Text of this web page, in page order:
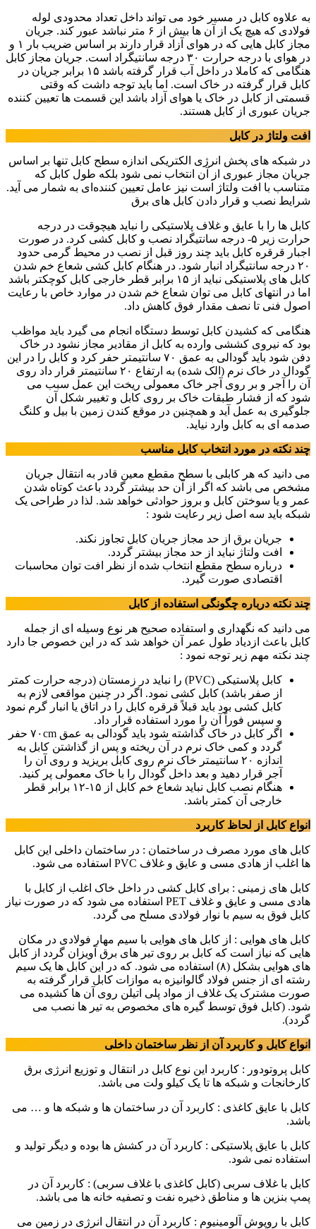
به علاوه کابل در مسیر خود می تواند داخل تعداد محدودی لوله
فولادی که هیچ یک از آن ها بیش از ۶ متر نباشد عبور کند. جریان
مجاز کابل هایی که در هوای آزاد قرار دارند بر اساس ضریب بار ۱ و
در هوای با درجه حرارت ۳۰ درجه سانتیگراد است. جریان مجاز کابل
هنگامی که کاملا در داخل آب قرار گرفته باشد ۱۵ برابر جریان در
کابل قرار گرفته در خاک است. اما باید توجه داشت که وقتی
قسمتی از کابل در خاک یا هوای آزاد باشد این قسمت ها تعیین کننده
جریان عبوری از کابل هستند.
افت ولتاژ در کابل
در شبکه های پخش انرژی الکتریکی اندازه سطح کابل تنها بر اساس
جریان مجاز عبوری از آن انتخاب نمی شود بلکه طول کابل که
متناسب با افت ولتاژ است نیز عامل تعیین کننده‌ای به شمار می آید.
شرایط نصب و قرار دادن کابل های برق
کابل ها را با عایق و غلاف پلاستیکی را نباید هیچوقت در درجه
حرارت زیر ۵- درجه سانتیگراد نصب و کابل کشی کرد. در صورت
اجبار قرقره کابل باید چند روز قبل از نصب در محیط گرمی حدود
۲۰ درجه سانتیگراد انبار شود. در هنگام کابل کشی شعاع خم شدن
کابل های پلاستیکی نباید از ۱۵ برابر قطر خارجی کابل کوچکتر باشد
اما در انتهای کابل می توان شعاع خم شدن در موارد خاص با رعایت
اصول فنی تا نصف مقدار فوق کاهش داد.
هنگامی که کشیدن کابل توسط دستگاه انجام می گیرد باید مواظب
بود که نیروی کششی وارده به کابل از مقادیر مجاز نشود در خاک
دفن شود باید گودالی به عمق ۷۰ سانتیمتر حفر کرد و کابل را در این
گودال در خاک نرم (الک شده) به ارتفاع ۲۰ سانتیمتر قرار داد روی
آن را آجر و بر روی آجر خاک معمولی ریخت این عمل سبب می
شود که از فشار طبقات خاک بر روی کابل و تغییر شکل آن
جلوگیری به عمل آید و همچنین در موقع کندن زمین با بیل و کلنگ
صدمه ای به کابل وارد نیاید.
چند نکته در مورد انتخاب کابل مناسب
می دانید که هر کابلی با سطح مقطع معین قادر به انتقال جریان
مشخص می باشد که اگر از آن حد بیشتر گردد باعث کوتاه شدن
عمر و یا سوختن کابل و بروز حوادثی خواهد شد. لذا در طراحی یک
شبکه باید سه اصل زیر رعایت شود :
جریان برق از حد مجاز جریان کابل تجاوز نکند.
افت ولتاژ نباید از حد مجاز بیشتر گردد.
درباره سطح مقطع انتخاب شده از نظر افت توان محاسبات
اقتصادی صورت گیرد.
چند نکته درباره چگونگی استفاده از کابل
می دانید که نگهداری و استفاده صحیح هر نوع وسیله ای از جمله
کابل باعث ازدیاد طول عمر آن خواهد شد که در این خصوص جا دارد
چند نکته مهم زیر توجه نمود :
کابل پلاستیکی (PVC) را نباید در زمستان (درجه حرارت کمتر
از صفر باشد) کابل کشی نمود. اگر در چنین مواقعی لازم به
کابل کشی بود باید قبلاً قرقره کابل را در اتاق یا انبار گرم نمود
و سپس فوراً آن را مورد استفاده قرار داد.
اگر کابل در خاک گذاشته شود باید گودالی به عمق ۷۰cm حفر
گردد و کمی خاک نرم در آن ریخته و پس از گذاشتن کابل به
اندازه ۲۰ سانتیمتر خاک نرم روی کابل بریزید و روی آن را
آجر قرار دهید و بعد داخل گودال را با خاک معمولی پر کنید.
هنگام نصب کابل نباید شعاع خم کابل از ۱۵-۱۲ برابر قطر
خارجی آن کمتر باشد.
انواع کابل از لحاظ کاربرد
کابل های مورد مصرف در ساختمان : در ساختمان داخلی این کابل
ها اغلب از هادی مسی و عایق و غلاف PVC استفاده می شود.
کابل های زمینی : برای کابل کشی در داخل خاک اغلب از کابل با
هادی مسی و عایق و غلاف PET استفاده می شود که در صورت نیاز
کابل فوق به سیم با نوار فولادی مسلح می گردد.
کابل های هوایی : از کابل های هوایی با سیم مهار فولادی در مکان
هایی که نیاز است که کابل بر روی تیر های برق آویزان گردد از کابل
های هوایی بشکل (۸) استفاده می شود. که در این کابل ها یک سیم
رشته ای از جنس فولاد گالوانیزه به موازات کابل قرار گرفته به
صورت مشترک یک غلاف از مواد پلی اتیلن روی آن ها کشیده می
شود. (کابل فوق توسط گیره های مخصوص به تیر ها نصب می
گردد).
انواع کابل و کاربرد آن از نظر ساختمان داخلی
کابل پروتودور : کاربرد این نوع کابل در انتقال و توزیع انرژی برق
کارخانجات و شبکه ها تا یک کیلو ولت می باشد.
کابل با عایق کاغذی : کاربرد آن در ساختمان ها و شبکه ها و … می
باشد.
کابل با عایق پلاستیکی : کاربرد آن در کشش ها بوده و دیگر تولید و
استفاده نمی شود.
کابل با غلاف سربی (کابل کاغذی با غلاف سربی) : کاربرد آن در
پمپ بنزین ها و مناطق ذخیره نفت و تصفیه خانه ها می باشد.
کابل با روپوش آلومینیوم : کاربرد آن در انتقال انرژی در زمین می